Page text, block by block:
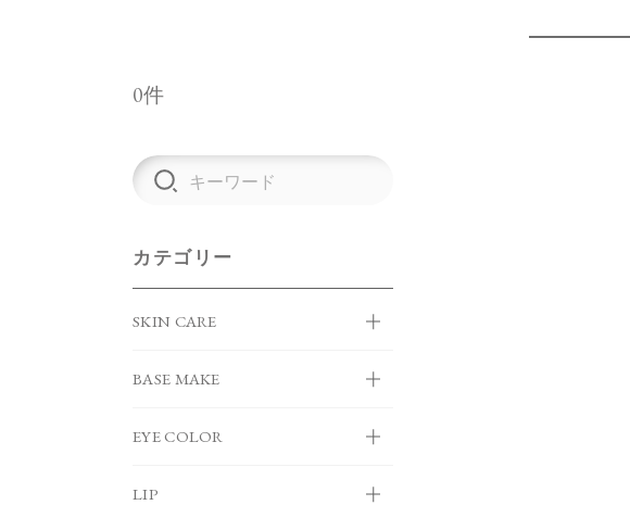
0件
カテゴリー
SKIN CARE
BASE MAKE
EYE COLOR
LIP